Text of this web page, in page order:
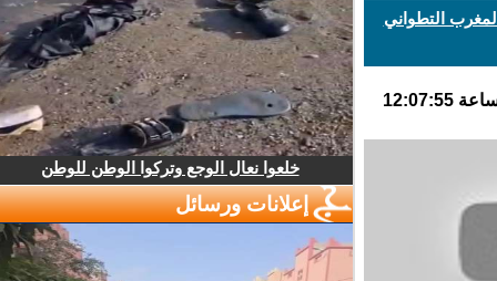
التطواني
خلعوا نعال الوجع وتركوا الوطن للوطن
إعلانات ورسائل